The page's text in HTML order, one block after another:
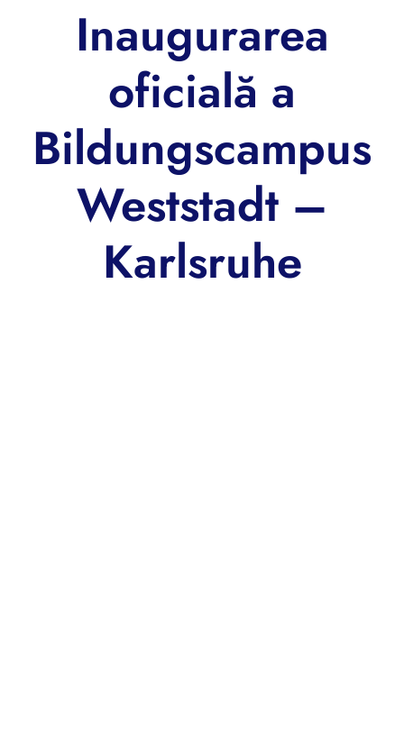
Inaugurarea
oficială a
Bildungscampus
Weststadt –
Karlsruhe